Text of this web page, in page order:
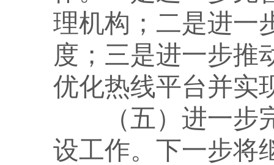
理机构；二是进一
度；三是进一步推
优化热线平台并实
（五）进一
设工作。 下一步将